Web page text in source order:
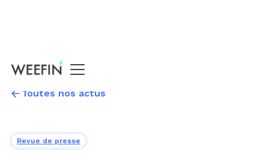
Toutes nos actus
Revue de presse